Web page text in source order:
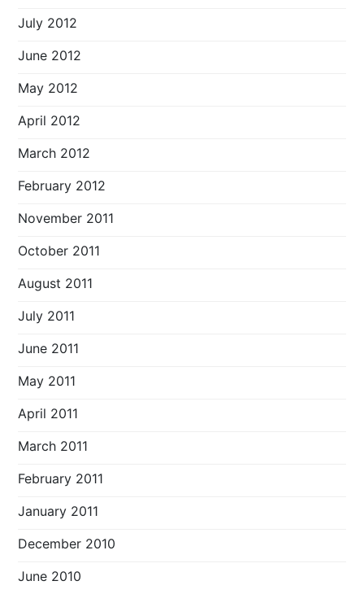
July 2012
June 2012
May 2012
April 2012
March 2012
February 2012
November 2011
October 2011
August 2011
July 2011
June 2011
May 2011
April 2011
March 2011
February 2011
January 2011
December 2010
June 2010